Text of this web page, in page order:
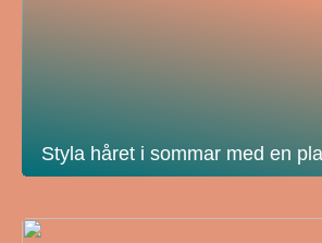
Styla håret i sommar med en